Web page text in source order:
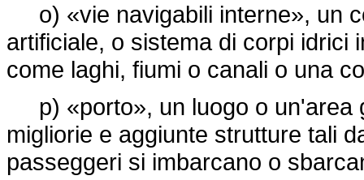
o) «vie navigabili interne», un
artificiale, o sistema di corpi idrici
come laghi, fiumi o canali o una
p) «porto», un luogo o un'area
migliorie e aggiunte strutture tali
passeggeri si imbarcano o